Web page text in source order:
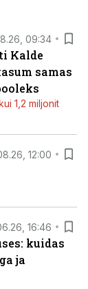
09:34
Kalde
samas
1,2 miljonit
12:00
16:46
kuidas
ja